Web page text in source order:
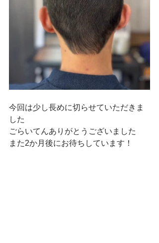
今回は少し長めに切らせていただきま
した
ごらいてんありがとうございました
また2か月後にお待ちしています！